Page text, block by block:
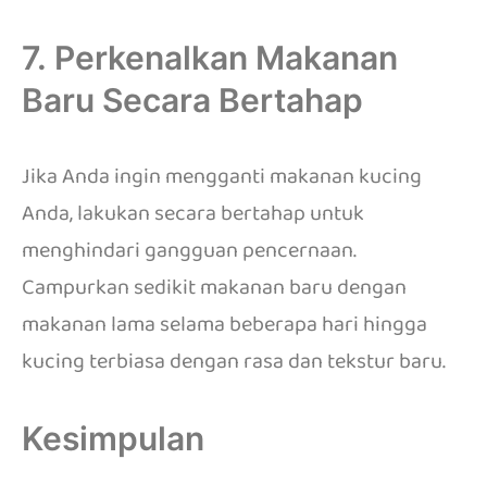
7. Perkenalkan Makanan
Baru Secara Bertahap
Jika Anda ingin mengganti makanan kucing
Anda, lakukan secara bertahap untuk
menghindari gangguan pencernaan.
Campurkan sedikit makanan baru dengan
makanan lama selama beberapa hari hingga
kucing terbiasa dengan rasa dan tekstur baru.
Kesimpulan